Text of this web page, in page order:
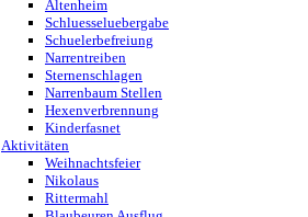
Altenheim
Schluesseluebergabe
Schuelerbefreiung
Narrentreiben
Sternenschlagen
Narrenbaum Stellen
Hexenverbrennung
Kinderfasnet
Aktivitäten
Weihnachtsfeier
Nikolaus
Rittermahl